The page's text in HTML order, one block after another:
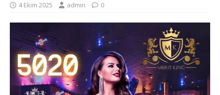
4 Ekim 2025 admin 0